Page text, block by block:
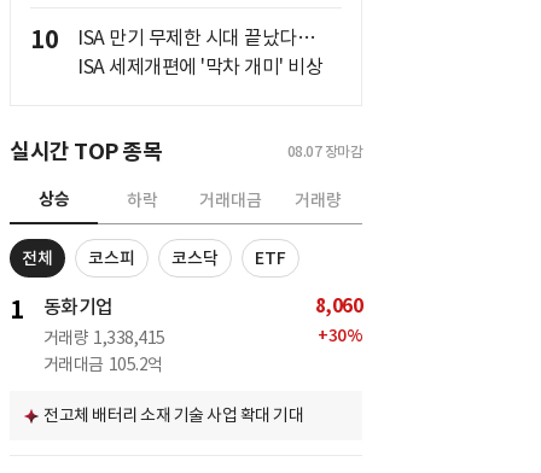
10
ISA 만기 무제한 시대 끝났다…
ISA 세제개편에 '막차 개미' 비상
실시간 TOP 종목 08.07 장마감
상승 하락 거래대금 거래량
전체 코스피 코스닥 ETF
1 동화기업
거래량 1,338,415
거래대금 105.2억
8,060
+30%
전고체 배터리 소재 기술 사업 확대 기대